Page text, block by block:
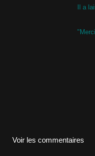
Il a
Voir les commentaires